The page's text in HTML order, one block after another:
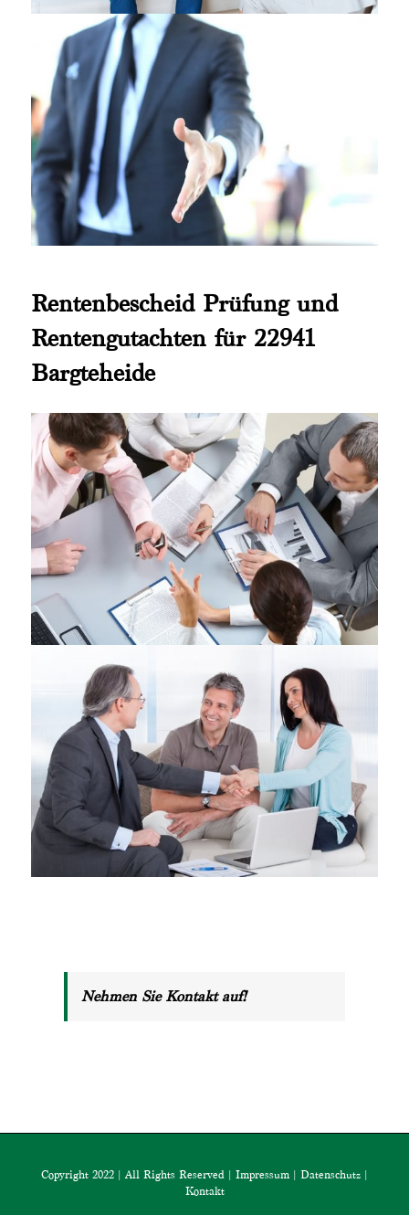
Rentenbescheid Prüfung und
Rentengutachten für 22941
Bargteheide
Nehmen Sie Kontakt auf!
Copyright 2022 | All Rights Reserved | Impressum | Datenschutz |
Kontakt